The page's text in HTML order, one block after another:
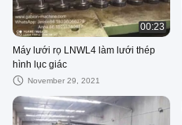
00:23
Máy lưới rọ LNWL4 làm lưới thép
hình lục giác
November 29, 2021